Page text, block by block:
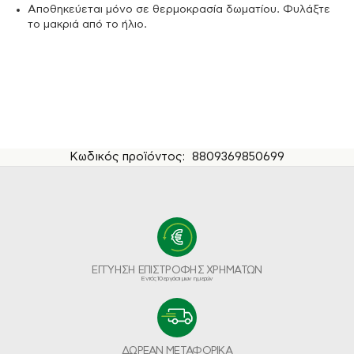
Αποθηκεύεται μόνο σε θερμοκρασία δωματίου. Φυλάξτε
το μακριά από το ήλιο.
Κωδικός προϊόντος: 8809369850699
ΕΓΓΥΗΣΗ ΕΠΙΣΤΡΟΦΗΣ ΧΡΗΜΑΤΩΝ
Εντός 10 εργάσιμων ημερών
ΔΩΡΕΑΝ ΜΕΤΑΦΟΡΙΚΑ